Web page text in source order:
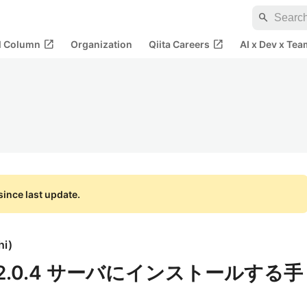
search
Column open_in_new Organization Qiita Careers open_in_new AI x Dev x
last update.
)
サーバにインストールする手